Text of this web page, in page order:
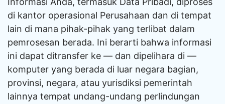
di kantor operasional Perusahaan dan di tempat
lain di mana pihak-pihak yang terlibat dalam
pemrosesan berada. Ini berarti bahwa informasi
ini dapat ditransfer ke — dan dipelihara di —
komputer yang berada di luar negara bagian,
provinsi, negara, atau yurisdiksi pemerintah
lainnya tempat undang-undang perlindungan